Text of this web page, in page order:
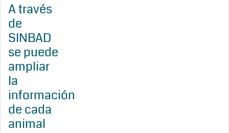
A través
de
SINBAD
se puede
ampliar
la
información
de cada
animal